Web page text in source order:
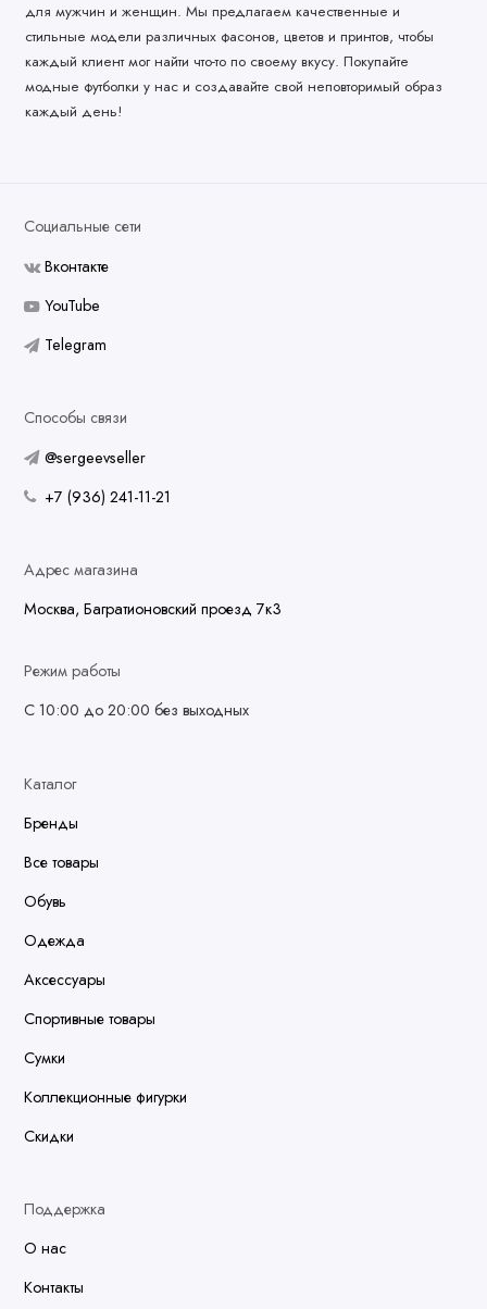
для мужчин и женщин. Мы предлагаем качественные и
стильные модели различных фасонов, цветов и принтов, чтобы
каждый клиент мог найти что-то по своему вкусу. Покупайте
модные футболки у нас и создавайте свой неповторимый образ
каждый день!
Социальные сети
Вконтакте
YouTube
Telegram
Способы связи
@sergeevseller
+7 (936) 241-11-21
Адрес магазина
Москва, Багратионовский проезд 7к3
Режим работы
С 10:00 до 20:00 без выходных
Каталог
Бренды
Все товары
Обувь
Одежда
Аксессуары
Спортивные товары
Сумки
Коллекционные фигурки
Скидки
Поддержка
О нас
Контакты